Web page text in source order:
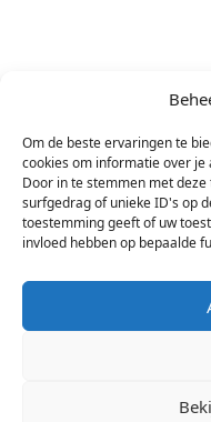
Om de beste ervaringen te
cookies om informatie over
Door in te stemmen met
surfgedrag of unieke ID's op
toestemming geeft of uw
invloed hebben op bepaalde